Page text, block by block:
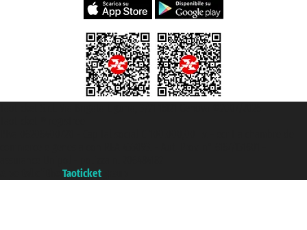
Taoticket